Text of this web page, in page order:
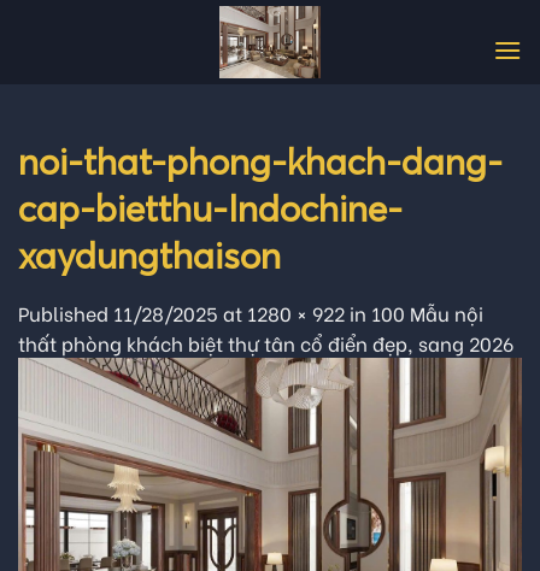
noi-that-phong-khach-dang-
cap-bietthu-Indochine-
xaydungthaison
Published 11/28/2025 at 1280 × 922 in 100 Mẫu nội
thất phòng khách biệt thự tân cổ điển đẹp, sang 2026